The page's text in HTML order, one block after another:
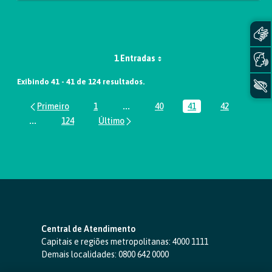
1 Entradas
Exibindo 41 - 41 de 124 resultados.
Página
1 ...Páginas intermediárias Usar ABA
Página
40 Página
41 Página
42
...Páginas intermediárias Usar ABA para navegar.
Página
124
Central de Atendimento
Capitais e regiões metropolitanas: 4000 1111
Demais localidades: 0800 642 0000